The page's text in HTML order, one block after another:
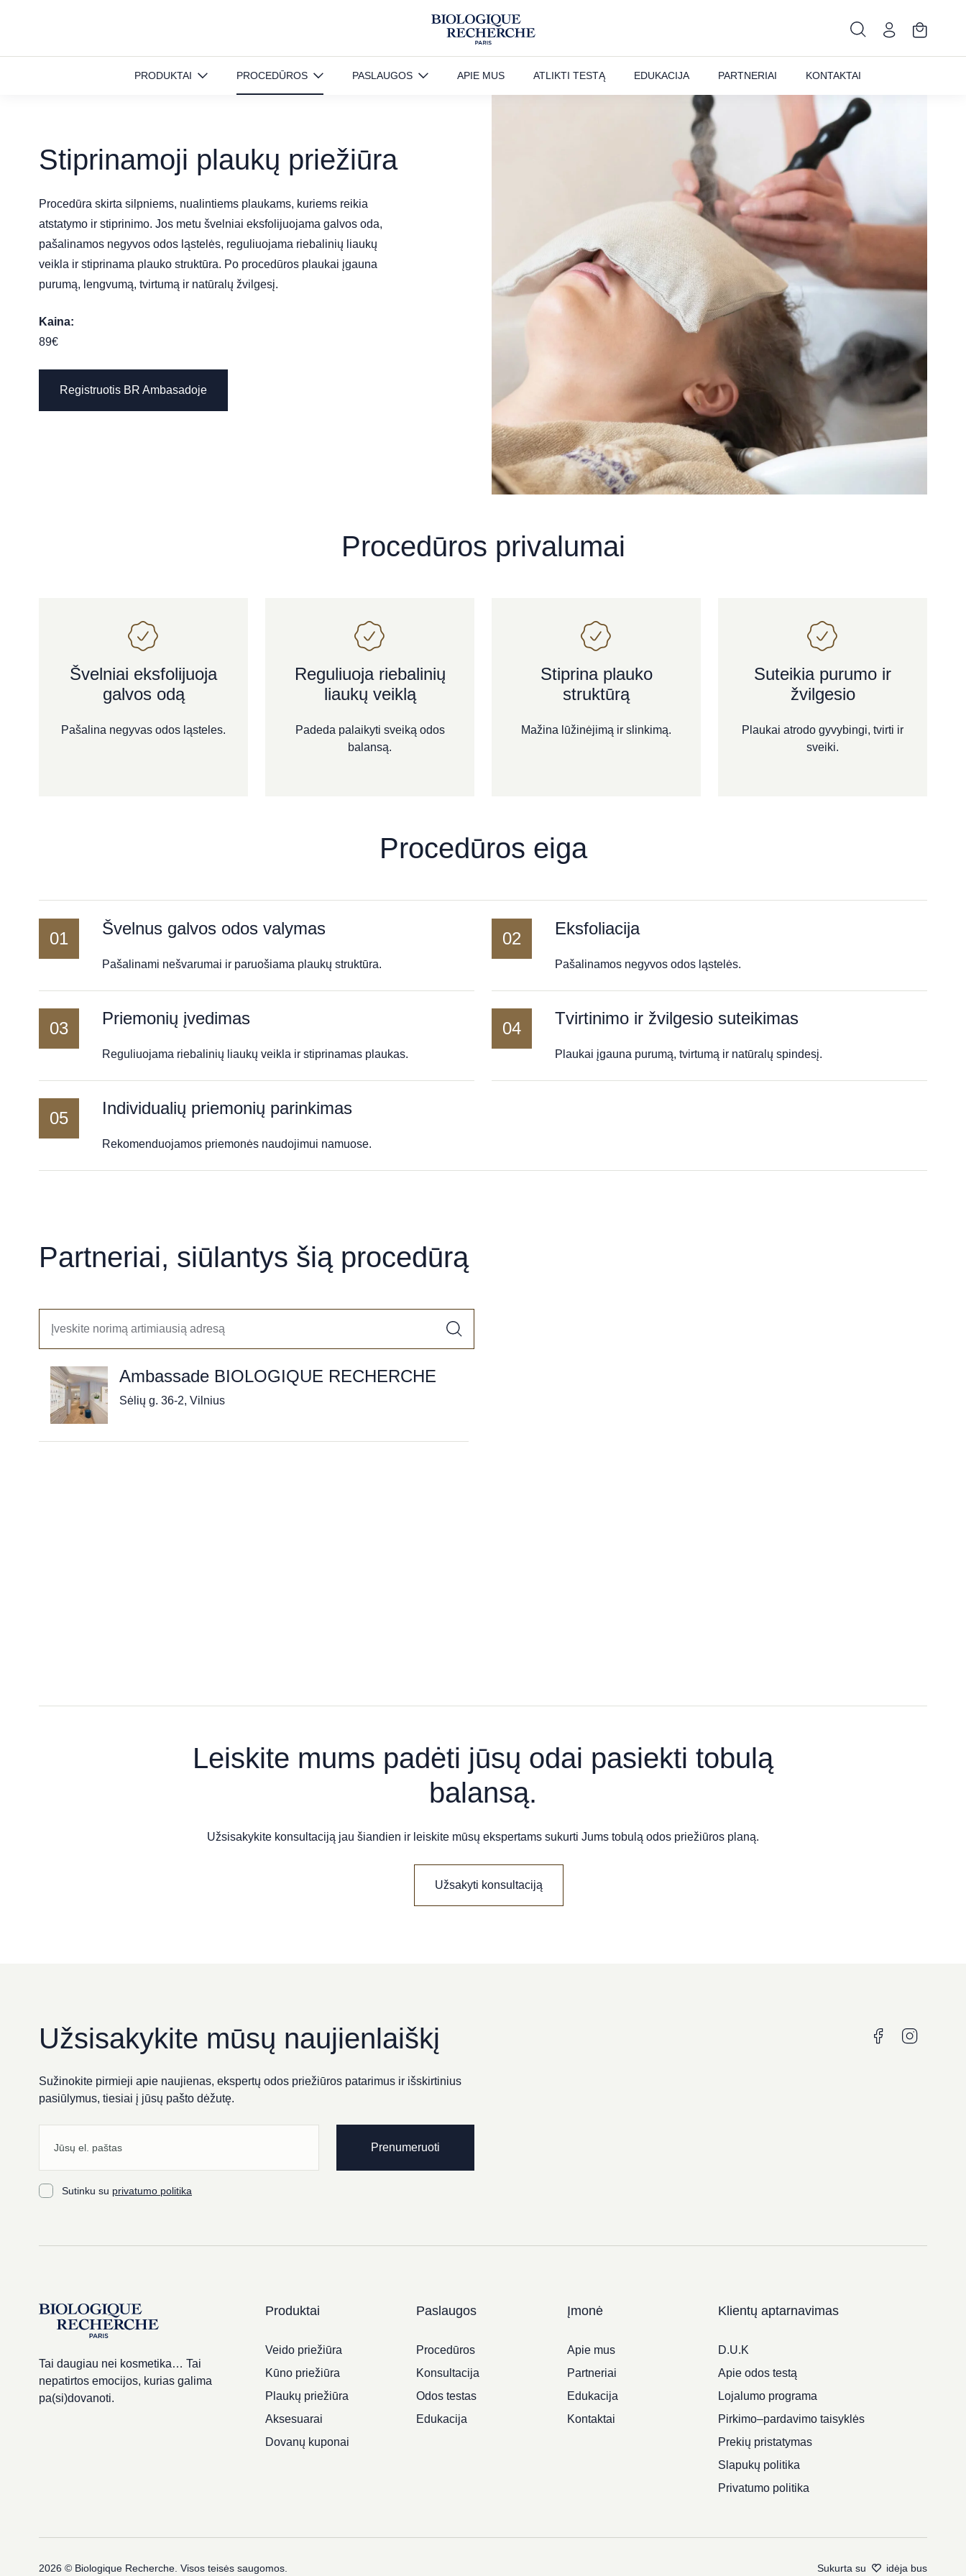
PRODUKTAI PROCEDŪROS PASLAUGOS APIE MUS ATLIKTI TESTĄ EDUKACIJA PARTNERIAI KONTAKTAI
Stiprinamoji plaukų priežiūra
Procedūra skirta silpniems, nualintiems plaukams, kuriems reikia
atstatymo ir stiprinimo. Jos metu švelniai eksfolijuojama galvos oda,
pašalinamos negyvos odos ląstelės, reguliuojama riebalinių liaukų
veikla ir stiprinama plauko struktūra. Po procedūros plaukai įgauna
purumą, lengvumą, tvirtumą ir natūralų žvilgesį.
Kaina:
89€
Registruotis BR Ambasadoje
Procedūros privalumai
Švelniai eksfolijuoja
galvos odą
Pašalina negyvas odos ląsteles.
Reguliuoja riebalinių
liaukų veiklą
Padeda palaikyti sveiką odos
balansą.
Stiprina plauko
struktūrą
Mažina lūžinėjimą ir slinkimą.
Suteikia purumo ir
žvilgesio
Plaukai atrodo gyvybingi, tvirti ir
sveiki.
Procedūros eiga
01
Švelnus galvos odos valymas
Pašalinami nešvarumai ir paruošiama plaukų struktūra.
02
Eksfoliacija
Pašalinamos negyvos odos ląstelės.
03
Priemonių įvedimas
Reguliuojama riebalinių liaukų veikla ir stiprinamas plaukas.
04
Tvirtinimo ir žvilgesio suteikimas
Plaukai įgauna purumą, tvirtumą ir natūralų spindesį.
05
Individualių priemonių parinkimas
Rekomenduojamos priemonės naudojimui namuose.
Partneriai, siūlantys šią procedūrą
Ambassade BIOLOGIQUE RECHERCHE
Sėlių g. 36-2, Vilnius
Leiskite mums padėti jūsų odai pasiekti tobulą
balansą.
Užsisakykite konsultaciją jau šiandien ir leiskite mūsų ekspertams sukurti Jums tobulą odos priežiūros planą.
Užsakyti konsultaciją
Užsisakykite mūsų naujienlaiškį
Sužinokite pirmieji apie naujienas, ekspertų odos priežiūros patarimus ir išskirtinius
pasiūlymus, tiesiai į jūsų pašto dėžutę.
Prenumeruoti
Sutinku su privatumo politika
Tai daugiau nei kosmetika… Tai
nepatirtos emocijos, kurias galima
pa(si)dovanoti.
Produktai
Veido priežiūra
Kūno priežiūra
Plaukų priežiūra
Aksesuarai
Dovanų kuponai
Paslaugos
Procedūros
Konsultacija
Odos testas
Edukacija
Įmonė
Apie mus
Partneriai
Edukacija
Kontaktai
Klientų aptarnavimas
D.U.K
Apie odos testą
Lojalumo programa
Pirkimo–pardavimo taisyklės
Prekių pristatymas
Slapukų politika
Privatumo politika
2026 © Biologique Recherche. Visos teisės saugomos. Sukurta su idėja bus